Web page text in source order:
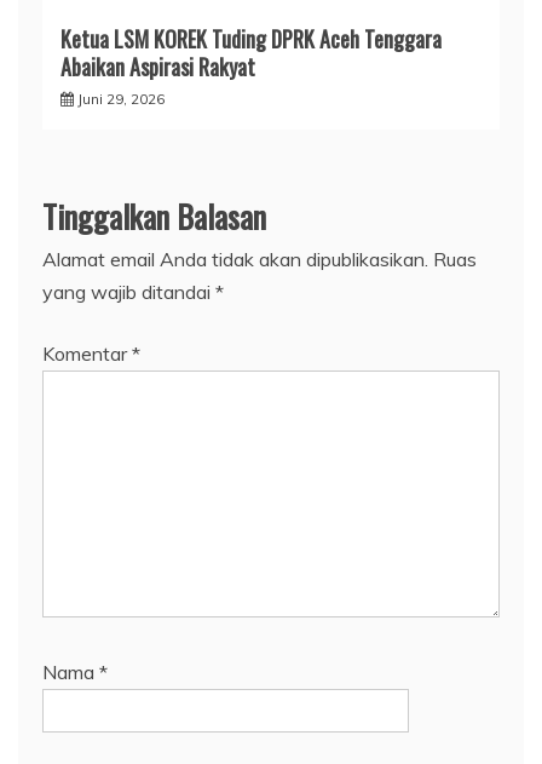
Ketua LSM KOREK Tuding DPRK Aceh Tenggara
Abaikan Aspirasi Rakyat
Juni 29, 2026
Tinggalkan Balasan
Alamat email Anda tidak akan dipublikasikan. Ruas
yang wajib ditandai *
Komentar*
Nama *